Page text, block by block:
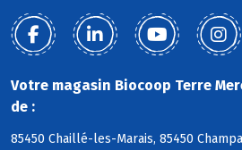
Votre magasin Biocoop Terre
de :
85450 Chaillé-les-Marais, 85450